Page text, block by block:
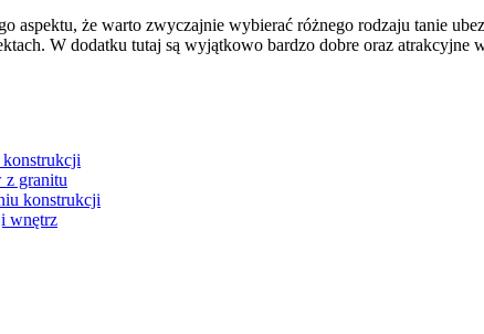
aspektu, że warto zwyczajnie wybierać różnego rodzaju tanie
W dodatku tutaj są wyjątkowo bardzo dobre oraz atrakcyjne
konstrukcji
z granitu
konstrukcji
wnętrz